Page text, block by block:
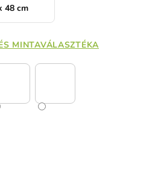
48 cm
MINTAVÁLASZTÉKA